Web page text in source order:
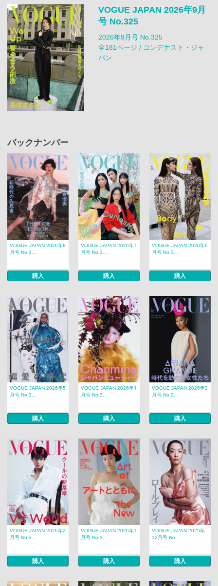
VOGUE JAPAN 2026年9月
号 No.325
2026年9月号 No.325
全181ページ / コンデナスト・ジャ
パン
バックナンバー
VOGUE JAPAN 2026年8
月号 No.3...
購入
VOGUE JAPAN 2026年7
月号 No.3...
購入
VOGUE JAPAN 2026年6
月号 No.3...
購入
VOGUE JAPAN 2026年5
月号 No.3...
購入
VOGUE JAPAN 2026年4
月号 No.3...
購入
VOGUE JAPAN 2026年3
月号 No.3...
購入
VOGUE JAPAN 2026年2
月号 No.3...
購入
VOGUE JAPAN 2026年1
月号 No.3...
購入
VOGUE JAPAN 2025年
12月号 No....
購入